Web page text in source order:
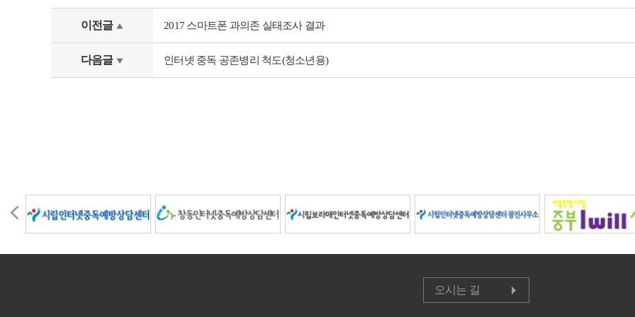
이전글 2017 스마트폰 과의존 실태조사 결과
다음글 인터넷 중독 공존병리 척도(청소년용)
오시는 길